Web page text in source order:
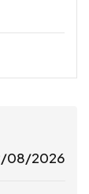
08/2026